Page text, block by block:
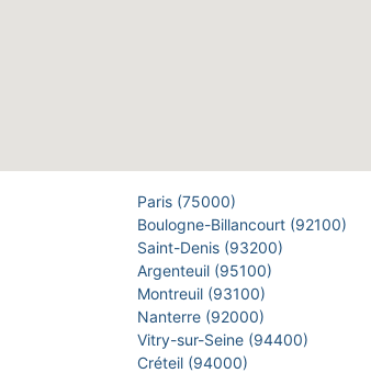
Paris (75000)
Boulogne-Billancourt (92100)
Saint-Denis (93200)
Argenteuil (95100)
Montreuil (93100)
Nanterre (92000)
Vitry-sur-Seine (94400)
Créteil (94000)